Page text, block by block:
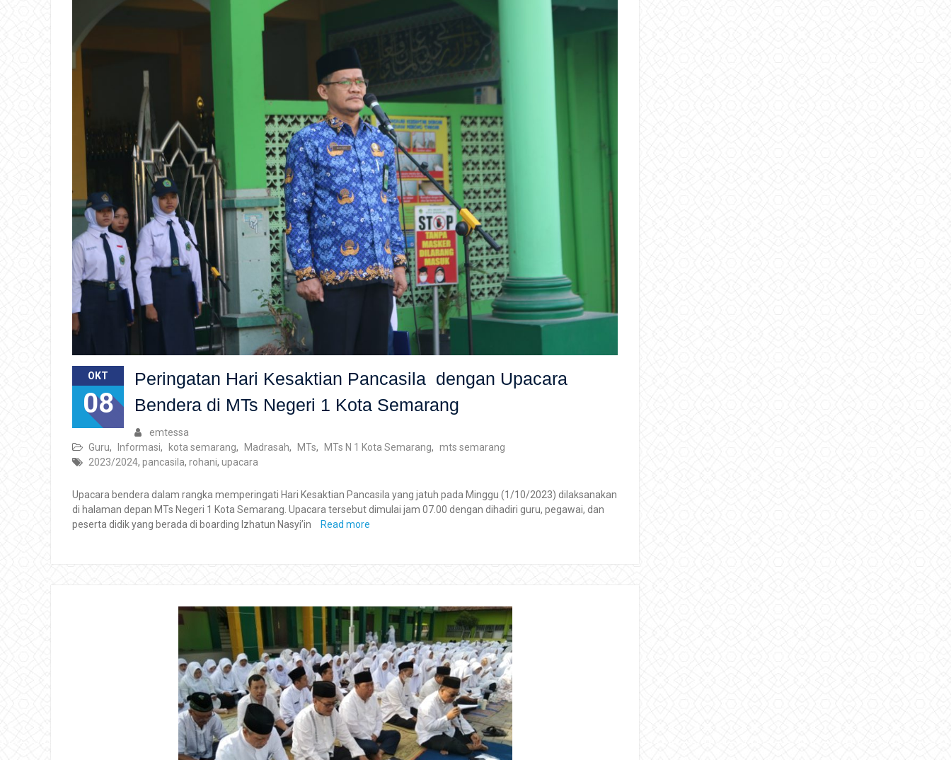
OKT
08
Peringatan Hari Kesaktian Pancasila dengan Upacara
Bendera di MTs Negeri 1 Kota Semarang
emtessa
Guru, Informasi, kota semarang, Madrasah, MTs, MTs N 1 Kota Semarang, mts semarang
2023/2024, pancasila, rohani, upacara
Upacara bendera dalam rangka memperingati Hari Kesaktian Pancasila yang jatuh pada Minggu (1/10/2023) dilaksanakan
di halaman depan MTs Negeri 1 Kota Semarang. Upacara tersebut dimulai jam 07.00 dengan dihadiri guru, pegawai, dan
peserta didik yang berada di boarding Izhatun Nasyi’in
Read more